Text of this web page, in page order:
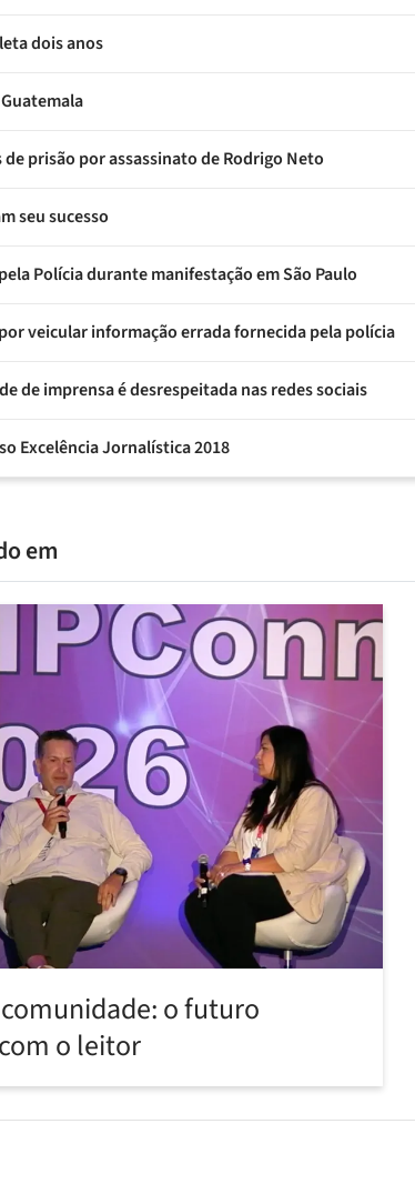
dois anos
prisão por assassinato de Rodrigo Neto
seu sucesso
Polícia durante manifestação em São Paulo
veicular informação errada fornecida pela polícia
de imprensa é desrespeitada nas redes sociais
Excelência Jornalística 2018
em
o futuro
o leitor